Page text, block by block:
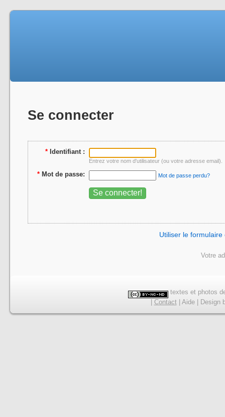
Se connecter
* Identifiant :
Entrez votre nom d'utilisateur (ou votre adresse email).
* Mot de passe: Mot de passe perdu?
Utiliser le
Votre
textes et photos
| Contact| Aide| Design